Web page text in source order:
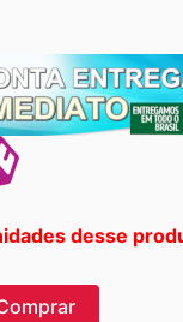
desse